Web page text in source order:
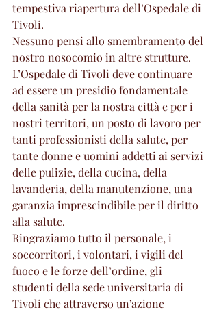
tempestiva riapertura dell’Ospedale di
Tivoli.
Nessuno pensi allo smembramento del
nostro nosocomio in altre strutture.
L’Ospedale di Tivoli deve continuare
ad essere un presidio fondamentale
della sanità per la nostra città e per i
nostri territori, un posto di lavoro per
tanti professionisti della salute, per
tante donne e uomini addetti ai servizi
delle pulizie, della cucina, della
lavanderia, della manutenzione, una
garanzia imprescindibile per il diritto
alla salute.
Ringraziamo tutto il personale, i
soccorritori, i volontari, i vigili del
fuoco e le forze dell’ordine, gli
studenti della sede universitaria di
Tivoli che attraverso un’azione